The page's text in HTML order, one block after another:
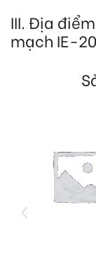
III. Địa
mạch IE-